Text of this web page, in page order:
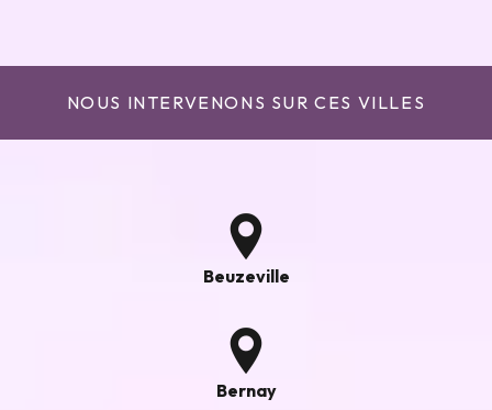
NOUS INTERVENONS SUR CES VILLES
Beuzeville
Bernay